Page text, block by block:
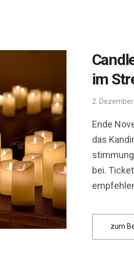
im
2.
Ende
das
bei.
zum